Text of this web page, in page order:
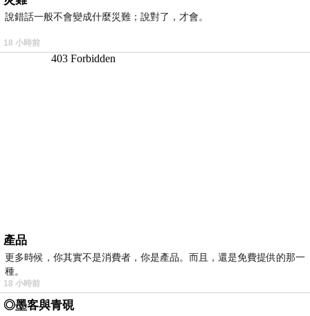
說錯話一般不會變成什麼災難；說對了，才會。
18 小時前
產品
更多時候，你其實不是消費者，你是產品。而且，還是免費提供的那一
種。
18 小時前
◎墨客與青硯